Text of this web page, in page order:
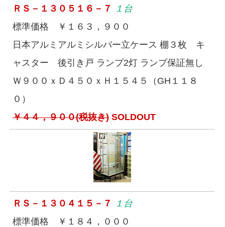
ＲＳ－１３０５１６－７
１台
標準価格 ￥１６３，９００
日本アルミアルミシルバー立ケース 棚３枚 キ
ャスター 後引き戸 ランプ2灯 ランプ保証無し
Ｗ９００ｘＤ４５０ｘＨ１５４５（GH１１８
０）
￥４４，９００(税抜き) SOLDOUT
ＲＳ－１３０４１５－７
１台
標準価格 ￥１８４，０００